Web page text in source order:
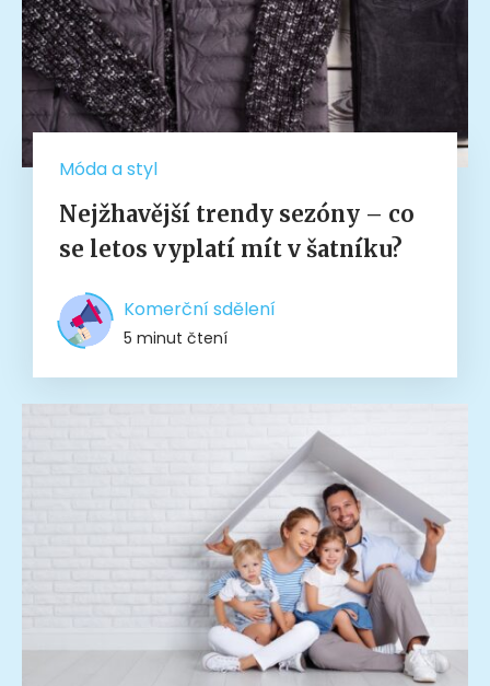
Móda a styl
Nejžhavější trendy sezóny – co
se letos vyplatí mít v šatníku?
Komerční sdělení
5 minut čtení